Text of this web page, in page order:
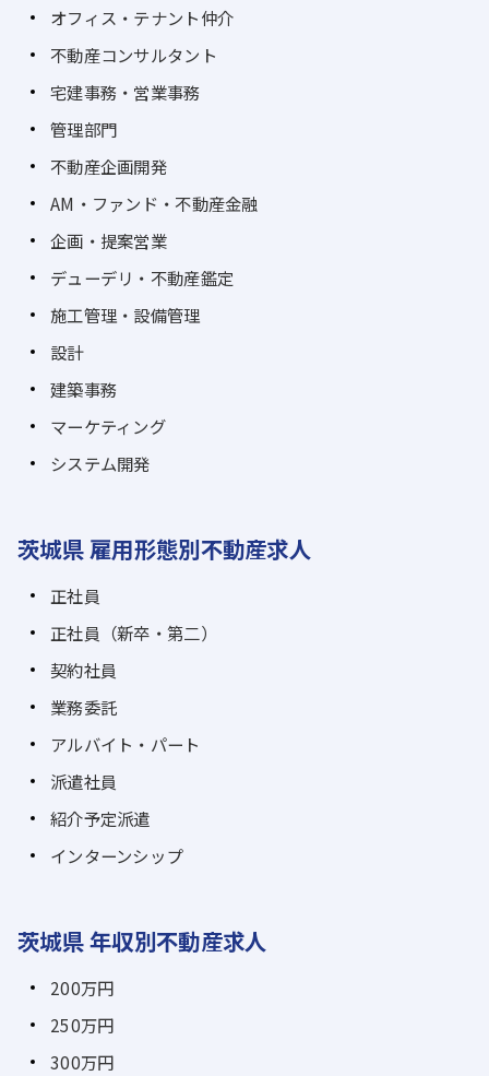
オフィス・テナント仲介
不動産コンサルタント
宅建事務・営業事務
管理部門
不動産企画開発
AM・ファンド・不動産金融
企画・提案営業
デューデリ・不動産鑑定
施工管理・設備管理
設計
建築事務
マーケティング
システム開発
茨城県 雇用形態別不動産求人
正社員
正社員（新卒・第二）
契約社員
業務委託
アルバイト・パート
派遣社員
紹介予定派遣
インターンシップ
茨城県 年収別不動産求人
200万円
250万円
300万円